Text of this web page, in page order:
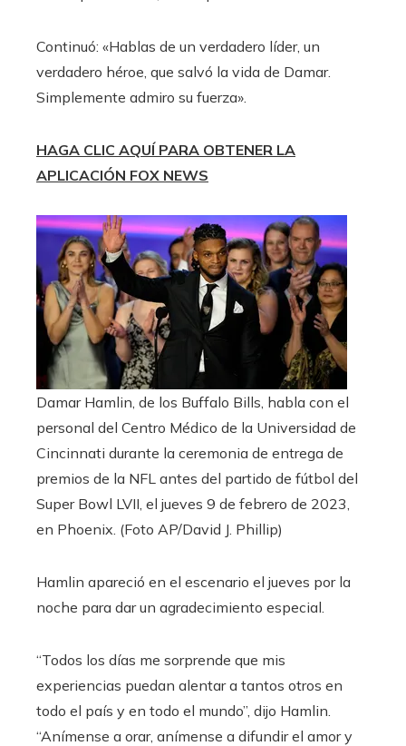
Continuó: «Hablas de un verdadero líder, un
verdadero héroe, que salvó la vida de Damar.
Simplemente admiro su fuerza».
HAGA CLIC AQUÍ PARA OBTENER LA
APLICACIÓN FOX NEWS
Damar Hamlin, de los Buffalo Bills, habla con el
personal del Centro Médico de la Universidad de
Cincinnati durante la ceremonia de entrega de
premios de la NFL antes del partido de fútbol del
Super Bowl LVII, el jueves 9 de febrero de 2023,
en Phoenix. (Foto AP/David J. Phillip)
Hamlin apareció en el escenario el jueves por la
noche para dar un agradecimiento especial.
“Todos los días me sorprende que mis
experiencias puedan alentar a tantos otros en
todo el país y en todo el mundo”, dijo Hamlin.
“Anímense a orar, anímense a difundir el amor y